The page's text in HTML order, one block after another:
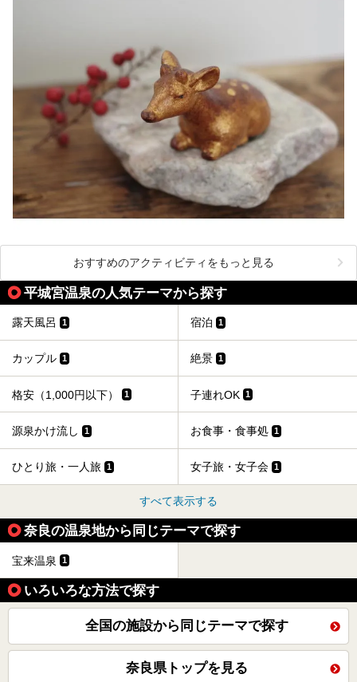
おすすめのアクティビティをもっと見る
平城宮温泉の人気テーマから探す
露天風呂 1 宿泊 1
カップル 1 絶景 1
格安（1,000円以下） 1 子連れOK 1
源泉かけ流し 1 お食事・食事処 1
ひとり旅・一人旅 1 女子旅・女子会 1
すべて表示する
奈良の温泉地から同じテーマで探す
宝来温泉 1
いろいろな方法で探す
全国の施設から同じテーマで探す
奈良県トップを見る